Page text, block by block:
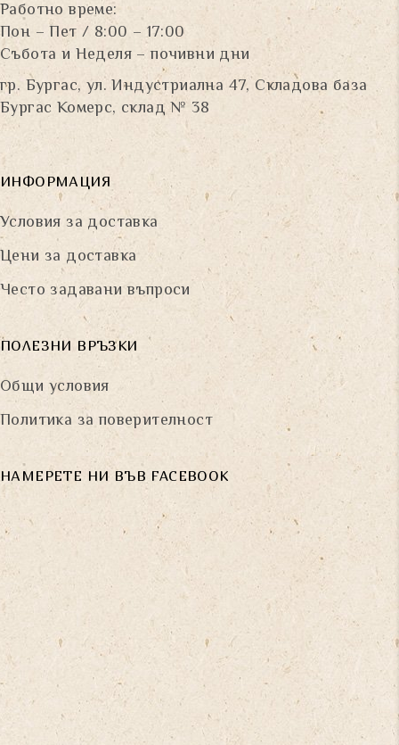
Работно време:
Пон – Пет / 8:00 – 17:00
Събота и Неделя – почивни дни
гр. Бургас, ул. Индустриална 47, Складова база
Бургас Комерс, склад № 38
ИНФОРМАЦИЯ
Условия за доставка
Цени за доставка
Често задавани въпроси
ПОЛЕЗНИ ВРЪЗКИ
Общи условия
Политика за поверителност
НАМЕРЕТЕ НИ ВЪВ FACEBOOK